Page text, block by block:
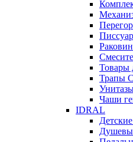
Трапы
Чаши
IDRAL